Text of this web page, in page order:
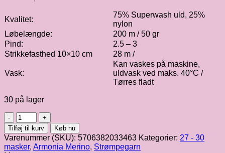
Kvalitet:
75% Superwash uld, 25%
nylon
Løbelængde:
200 m / 50 gr
Pind:
2.5 – 3
Strikkefasthed 10×10 cm
28 m /
Vask:
Kan vaskes på maskine,
uldvask ved maks. 40°C /
Tørres fladt
30 på lager
Hjertegarn
|
Armonia
fv.
Tilføj til kurv Køb nu
Varenummer (SKU): 5706382033463 Kategorier: 27 - 30
masker, Armonia Merino, Strømpegarn